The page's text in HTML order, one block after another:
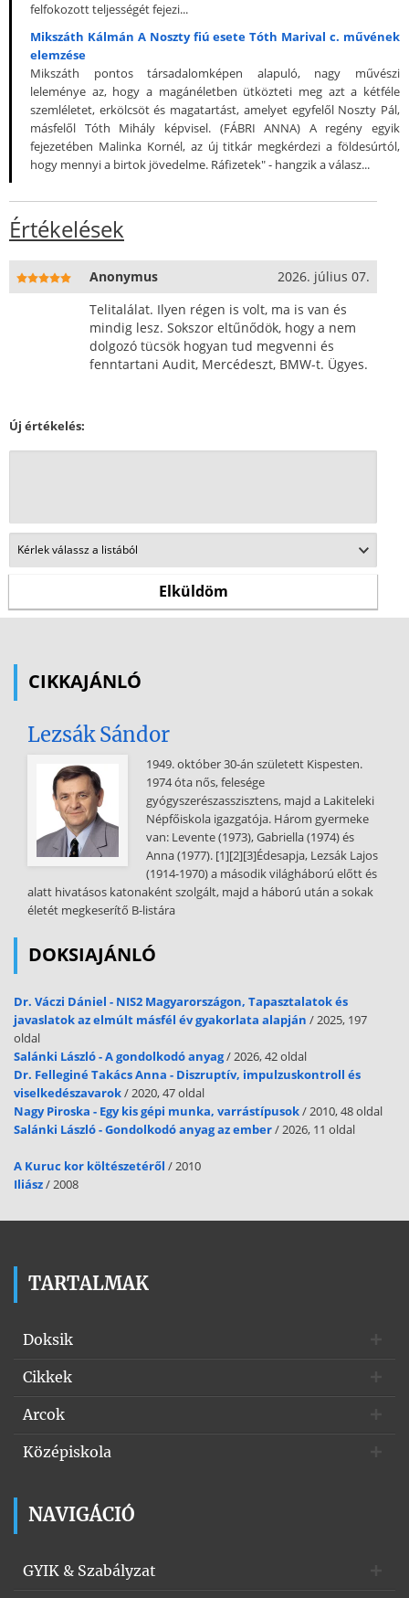
felfokozott teljességét fejezi...
Mikszáth Kálmán A Noszty fiú esete Tóth Marival c. művének
elemzése
Mikszáth pontos társadalomképen alapuló, nagy művészi
leleménye az, hogy a magánéletben ütközteti meg azt a kétféle
szemléletet, erkölcsöt és magatartást, amelyet egyfelől Noszty Pál,
másfelől Tóth Mihály képvisel. (FÁBRI ANNA) A regény egyik
fejezetében Malinka Kornél, az új titkár megkérdezi a földesúrtól,
hogy mennyi a birtok jövedelme. Ráfizetek" - hangzik a válasz...
Értékelések
Anonymus
2026. július 07.
Telitalálat. Ilyen régen is volt, ma is van és
mindig lesz. Sokszor eltűnődök, hogy a nem
dolgozó tücsök hogyan tud megvenni és
fenntartani Audit, Mercédeszt, BMW-t. Ügyes.
Új értékelés:
CIKKAJÁNLÓ
Lezsák Sándor
1949. október 30-án született Kispesten.
1974 óta nős, felesége
gyógyszerészasszisztens, majd a Lakiteleki
Népfőiskola igazgatója. Három gyermeke
van: Levente (1973), Gabriella (1974) és
Anna (1977). [1][2][3]Édesapja, Lezsák Lajos
(1914-1970) a második világháború előtt és
alatt hivatásos katonaként szolgált, majd a háború után a sokak
életét megkeserítő B-listára
DOKSIAJÁNLÓ
Dr. Váczi Dániel - NIS2 Magyarországon, Tapasztalatok és
javaslatok az elmúlt másfél év gyakorlata alapján / 2025, 197
oldal
Salánki László - A gondolkodó anyag/ 2026, 42 oldal
Dr. Felleginé Takács Anna - Diszruptív, impulzuskontroll és
viselkedészavarok/ 2020, 47 oldal
Nagy Piroska - Egy kis gépi munka, varrástípusok/ 2010, 48 oldal
Salánki László - Gondolkodó anyag az ember/ 2026, 11 oldal
A Kuruc kor költészetéről / 2010
Iliász/ 2008
TARTALMAK
Doksik
Cikkek
Arcok
Középiskola
NAVIGÁCIÓ
GYIK & Szabályzat